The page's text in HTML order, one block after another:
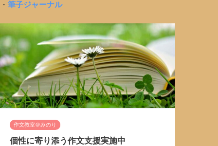
・ 筆子ジャーナル
作文教室＠みのり
個性に寄り添う作文支援実施中